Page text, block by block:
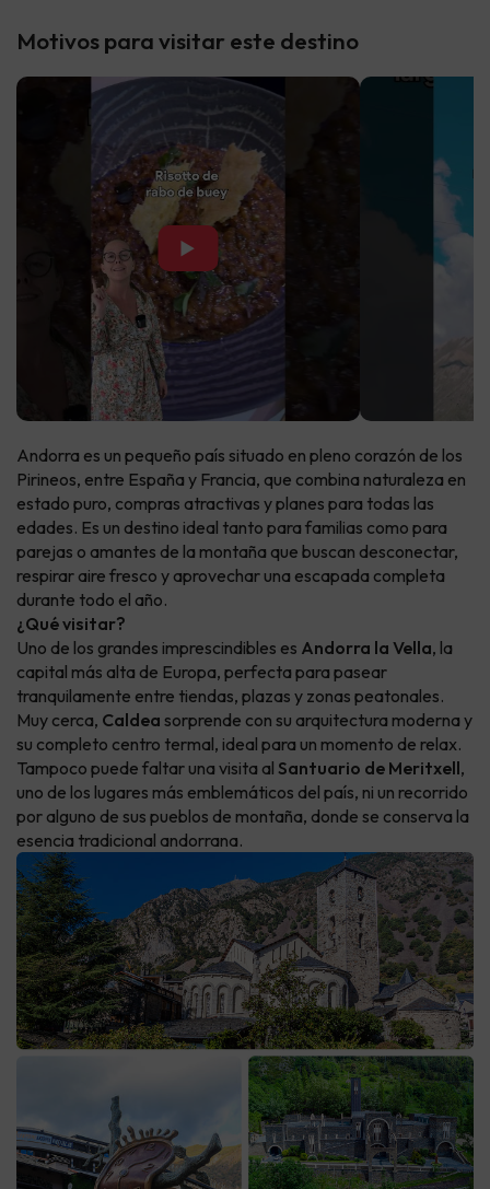
Motivos para visitar este destino
▶
Andorra es un pequeño país situado en pleno corazón de los
Pirineos, entre España y Francia, que combina naturaleza en
estado puro, compras atractivas y planes para todas las
edades. Es un destino ideal tanto para familias como para
parejas o amantes de la montaña que buscan desconectar,
respirar aire fresco y aprovechar una escapada completa
durante todo el año.
¿Qué visitar?
Uno de los grandes imprescindibles es Andorra la Vella, la
capital más alta de Europa, perfecta para pasear
tranquilamente entre tiendas, plazas y zonas peatonales.
Muy cerca, Caldea sorprende con su arquitectura moderna y
su completo centro termal, ideal para un momento de relax.
Tampoco puede faltar una visita al Santuario de Meritxell,
uno de los lugares más emblemáticos del país, ni un recorrido
por alguno de sus pueblos de montaña, donde se conserva la
esencia tradicional andorrana.